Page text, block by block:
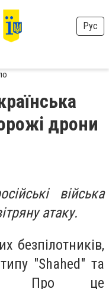
Рус
дрони
війська
атаку.
безпілотників,
"Shahed" та
Про це